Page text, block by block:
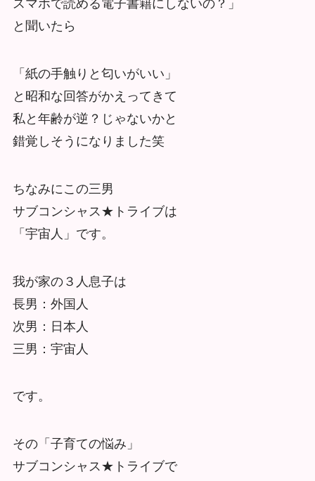
スマホで読める電子書籍にしないの？」
と聞いたら
「紙の手触りと匂いがいい」
と昭和な回答がかえってきて
私と年齢が逆？じゃないかと
錯覚しそうになりました笑
ちなみにこの三男
サブコンシャス★トライブは
「宇宙人」です。
我が家の３人息子は
長男：外国人
次男：日本人
三男：宇宙人
です。
その「子育ての悩み」
サブコンシャス★トライブで